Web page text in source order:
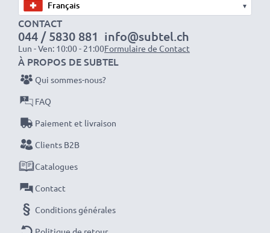
✔100% compatible
NP-40
Données techniques:
Marque:CELLONIC
Capacité
Type de cellule: Lithium Ion
Couleur: gris
Avec CELLONIC – vous avez une batterie neuve de
appareil .
▾
CONTACT
044 / 5830 881
Lun - Ven: 10:00 - 21:00
info@subtel.ch
Formulaire de Contact
À PROPOS DE SUBTEL
Qui sommes-nous?
FAQ
Paiement et livraison
Clients B2B
Catalogues
Contact
Conditions générales